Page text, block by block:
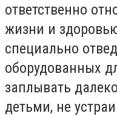
ответственно
жизни и
специально
оборудованных
заплывать
детьми, не